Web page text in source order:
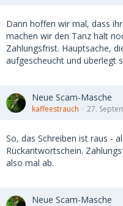
Dann hoffen wir mal, dass
machen wir den Tanz halt
Zahlungsfrist. Hauptsache,
aufgescheucht und überlegt
Neue Scam-Masche
kaffeestrauch 27.
So, das Schreiben ist raus -
Rückantwortschein.
also mal ab.
Neue Scam-Masche